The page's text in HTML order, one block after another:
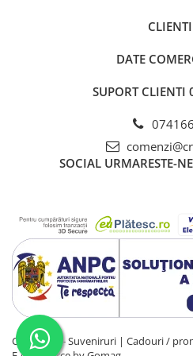
bastioanele și turnurile sunt
📍 Brașovul nu se vizitează.
CLIENTI
DATE
SUPORT CLIENTI
SOCIAL URMARESTE-
CraftLaser - Suveniruri | Cadouri /